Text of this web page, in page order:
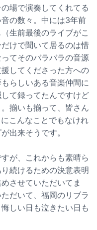
場で演奏してくれてる
の数々。中には3年前
生前最後のライブがこ
けで聞いて居るのは惜
てそのバラバラの音源
してくださった方への
らしいある音楽仲間に
て録ってたんですけど
揃いも揃って、皆さん
こんなことでもなけれ
出来そうです。
が、これからも素晴ら
続けるための決意表明
させていただいてま
だいて、福岡のリブラ
しい日も泣きたい日も